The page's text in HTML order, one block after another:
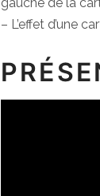
– L’effet d’une